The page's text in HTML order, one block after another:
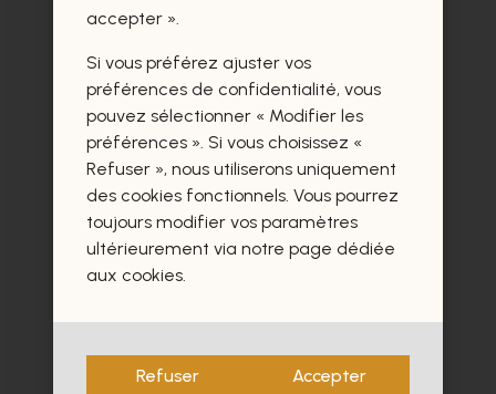
Ces produits vous intéresseront
certainement aussi.
- 60%
accepter ».
Si vous préférez ajuster vos
préférences de confidentialité, vous
pouvez sélectionner « Modifier les
préférences ». Si vous choisissez «
Refuser », nous utiliserons uniquement
des cookies fonctionnels. Vous pourrez
toujours modifier vos paramètres
ultérieurement via notre page dédiée
aux cookies.
Refuser Accepter